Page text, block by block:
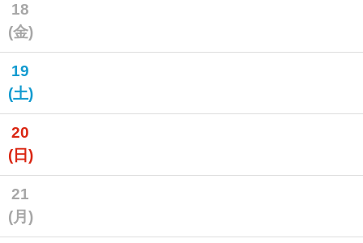
18
(金)
19
(土)
20
(日)
21
(月)